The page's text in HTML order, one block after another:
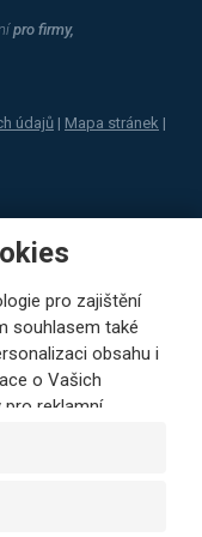
pro zajištění
souhlasem také
obsahu i
o Vašich
reklamní,
Vaším souhlasem.
reklamy
SOUHLASÍM
pro firmy,
údajů | Mapa stránek |